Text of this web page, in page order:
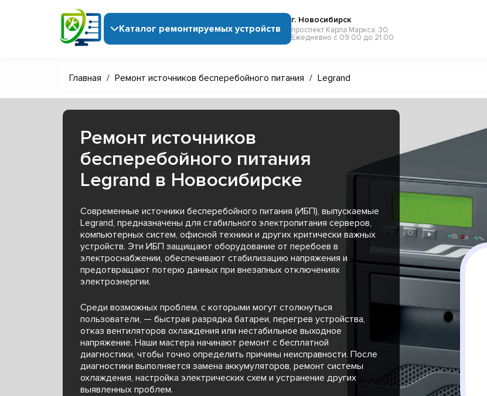
Каталог ремонтируемых устройств
г. Новосибирск
проспект Карла Маркса, 30
Ежедневно с 09:00 до 21:00
Главная / Ремонт источников бесперебойного питания / Legrand
Ремонт источников
бесперебойного питания
Legrand в Новосибирске
Современные источники бесперебойного питания (ИБП), выпускаемые
Legrand, предназначены для стабильного электропитания серверов,
компьютерных систем, офисной техники и других критически важных
устройств. Эти ИБП защищают оборудование от перебоев в
электроснабжении, обеспечивают стабилизацию напряжения и
предотвращают потерю данных при внезапных отключениях
электроэнергии.
Среди возможных проблем, с которыми могут столкнуться
пользователи, — быстрая разрядка батареи, перегрев устройства,
отказ вентиляторов охлаждения или нестабильное выходное
напряжение. Наши мастера начинают ремонт с бесплатной
диагностики, чтобы точно определить причины неисправности. После
диагностики выполняется замена аккумуляторов, ремонт системы
охлаждения, настройка электрических схем и устранение других
выявленных проблем.